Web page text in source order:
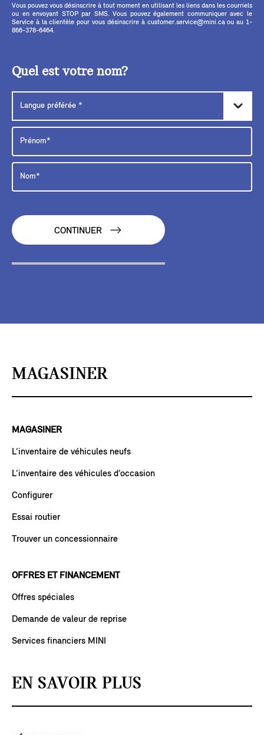
Vous pouvez vous désinscrire à tout moment en utilisant les liens dans les courriels
ou en envoyant STOP par SMS. Vous pouvez également communiquer avec le
Service à la clientèle pour vous désinscrire à customer.service@mini.ca ou au 1-
866-378-6464.
Quel est votre nom?
CONTINUER
MAGASINER
MAGASINER
L’inventaire de véhicules neufs
L’inventaire des véhicules d’occasion
Configurer
Essai routier
Trouver un concessionnaire
OFFRES ET FINANCEMENT
Offres spéciales
Demande de valeur de reprise
Services financiers MINI
EN SAVOIR PLUS